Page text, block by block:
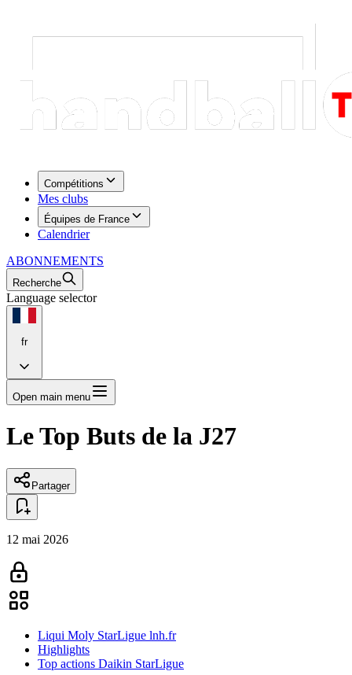
Compétitions
Mes clubs
Équipes de France
Calendrier
ABONNEMENTS
Recherche
Language selector
fr
Open main menu
Le Top Buts de la J27
Partager
12 mai 2026
Liqui Moly StarLigue lnh.fr
Highlights
Top actions Daikin StarLigue